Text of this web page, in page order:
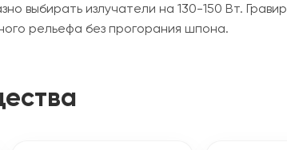
выбирать излучатели на 130-150 Вт.
рельефа без прогорания шпона.